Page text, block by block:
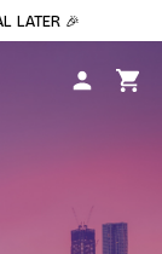
LATER 🎉